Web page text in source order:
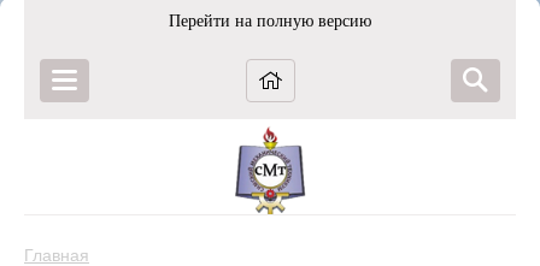
Перейти на полную версию
Главная